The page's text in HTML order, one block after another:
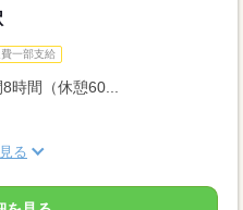
一部支給
時間（休憩60...
る